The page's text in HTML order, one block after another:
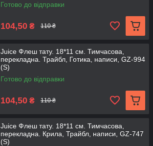
Готово до відправки
104,50 ₴ 110 ₴
Juice Флеш тату. 18*11 см. Тимчасова,
перекладна. Трайбл, Готика, написи, GZ-994
(S)
Готово до відправки
104,50 ₴ 110 ₴
Juice Флеш тату. 18*11 см. Тимчасова,
перекладна. Крила, Трайбл, написи, GZ-747
(S)